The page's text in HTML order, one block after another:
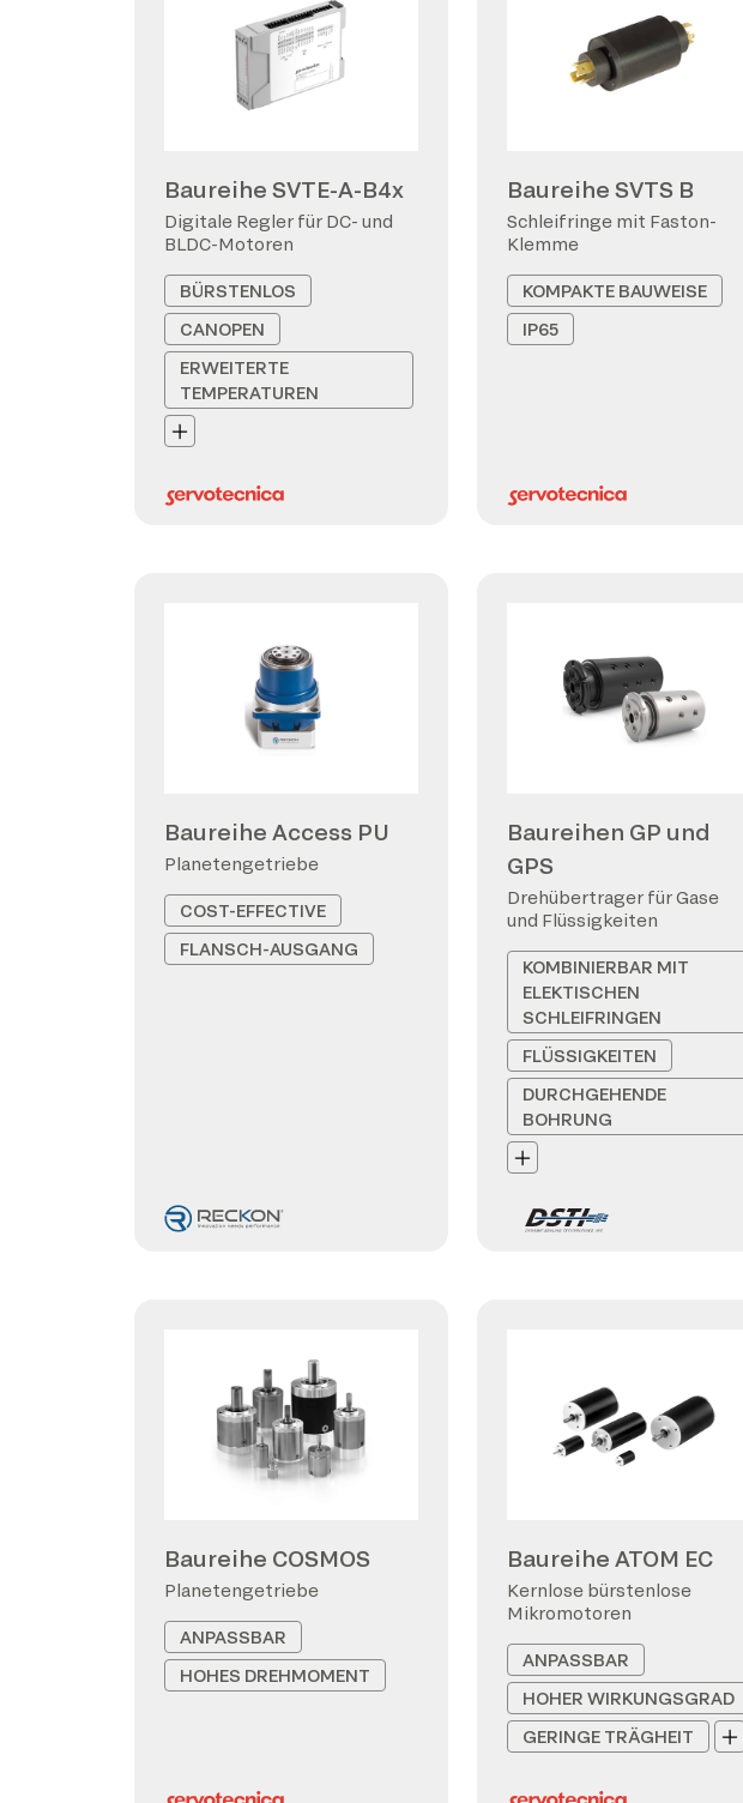
Baureihe SVTE-A-B4x
Digitale Regler für DC- und
BLDC-Motoren
BÜRSTENLOS
CANOPEN
ERWEITERTE
TEMPERATUREN
Baureihe SVTS B
Schleifringe mit Faston-
Klemme
KOMPAKTE BAUWEISE
IP65
Baureihe Access PU
Planetengetriebe
COST-EFFECTIVE
FLANSCH-AUSGANG
Baureihen GP und
GPS
Drehübertrager für Gase
und Flüssigkeiten
KOMBINIERBAR MIT
ELEKTISCHEN
SCHLEIFRINGEN
FLÜSSIGKEITEN
DURCHGEHENDE
BOHRUNG
Baureihe COSMOS
Planetengetriebe
ANPASSBAR
HOHES DREHMOMENT
Baureihe ATOM EC
Kernlose bürstenlose
Mikromotoren
ANPASSBAR
HOHER WIRKUNGSGRAD
GERINGE TRÄGHEIT